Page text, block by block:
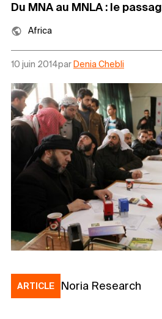
Du MNA au MNLA : le
Africa
10 juin 2014par Denia Chebli
ARTICLE Noria Research